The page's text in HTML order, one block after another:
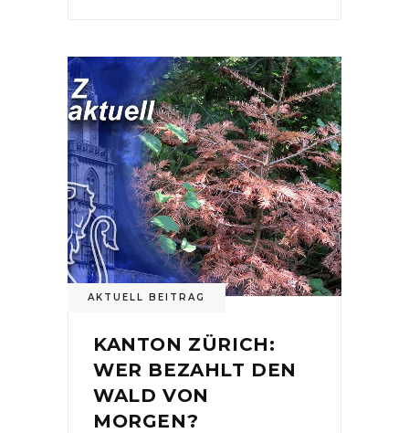
AKTUELL BEITRAG
KANTON ZÜRICH:
WER BEZAHLT DEN
WALD VON
MORGEN?